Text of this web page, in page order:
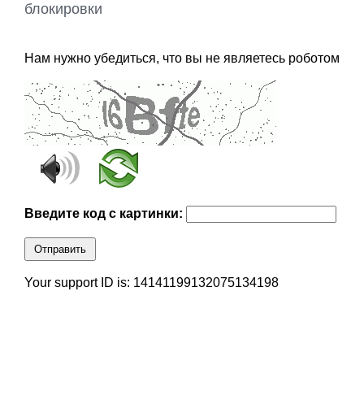
блокировки
Нам нужно убедиться, что вы не являетесь роботом
Введите код с картинки:
Отправить
Your support ID is: 14141199132075134198